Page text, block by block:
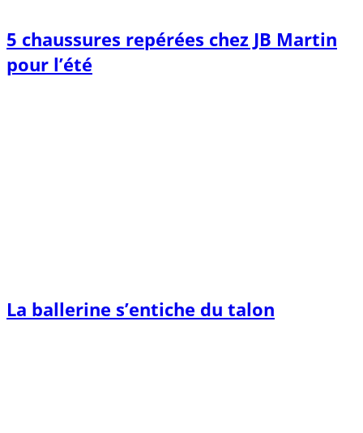
5 chaussures repérées chez JB Martin
pour l’été
La ballerine s’entiche du talon